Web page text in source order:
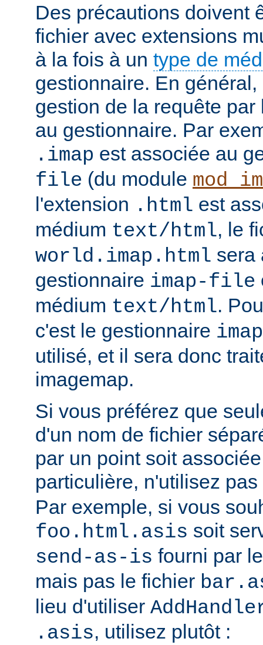
Des précautions doivent
fichier avec extensions
à la fois à un type de
gestionnaire. En
gestion de la requête
au gestionnaire. Par
.imap est associée au
file (du module
l'extension .html est
médium text/html, le
world.imap.html sera
gestionnaire imap-file
médium text/html.
c'est le gestionnaire
utilisé, et il sera donc
imagemap.
Si vous préférez que
d'un nom de fichier
par un point soit
particulière, n'utilisez
Par exemple, si vous
foo.html.asis soit
send-as-is fourni par
mais pas le fichier
lieu d'utiliser
.asis, utilisez plutôt :